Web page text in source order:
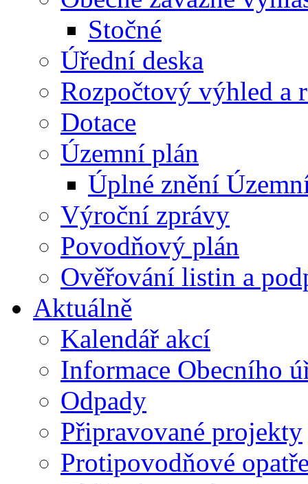
Stočné
Úřední deska
Rozpočtový výhled a
Dotace
Územní plán
Úplné znění
Výroční zprávy
Povodňový plán
Ověřování listin a
Aktuálně
Kalendář akcí
Informace Obecního
Odpady
Připravované projekty
Protipovodňové